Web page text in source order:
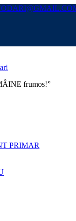
frumos!”
PRIMAR